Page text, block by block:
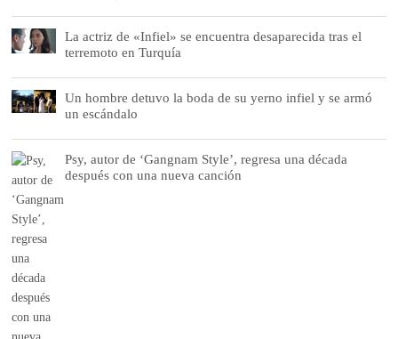
La actriz de «Infiel» se encuentra desaparecida tras el
terremoto en Turquía
Un hombre detuvo la boda de su yerno infiel y se armó
un escándalo
Psy, autor de ‘Gangnam Style’, regresa una década
después con una nueva canción